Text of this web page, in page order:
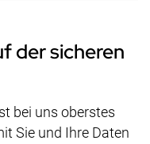
der sicheren
bei uns oberstes
Sie und Ihre Daten